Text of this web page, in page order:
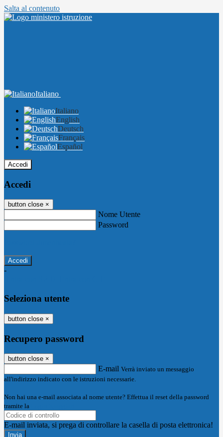
Salta al contenuto
Italiano
Italiano
English
Deutsch
Français
Español
Accedi
Accedi
button close ×
Nome Utente
Password
-
Seleziona utente
button close ×
Recupero password
button close ×
E-mail Verrà inviato un messaggio
all'indirizzo indicato con le istruzioni necessarie.
Non hai una e-mail associata al nome utente? Effettua il reset della password
tramite la
E-mail inviata, si prega di controllare la casella di posta elettronica!